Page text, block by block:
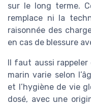
sur le long terme.
remplace ni la
raisonnée des
en cas de blessure
Il faut aussi
marin varie selon
et l’hygiène de vie
dosé, avec une